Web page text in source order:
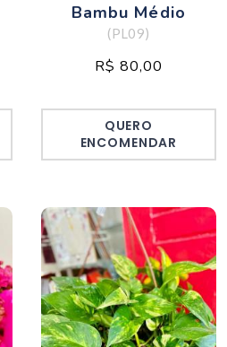
Bambu Médio
(PL09)
R$ 80,00
QUERO
ENCOMENDAR